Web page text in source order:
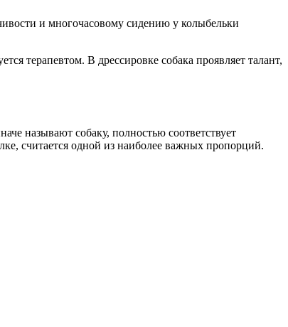
и многочасовому сидению у колыбельки
терапевтом. В дрессировке собака проявляет талант,
называют собаку, полностью соответствует
считается одной из наиболее важных пропорций.